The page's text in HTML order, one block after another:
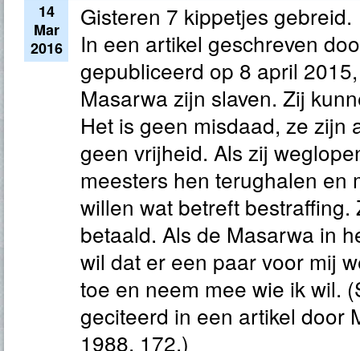
14
Mar
2016
Gisteren 7 kippetjes gebreid.
In een artikel geschreven
gepubliceerd op 8 april
Masarwa zijn slaven. Zij
Het is geen misdaad, ze zijn
geen vrijheid. Als zij
meesters hen terughalen en
willen wat betreft bestraffing.
betaald. Als de Masarwa in
wil dat er een paar voor mij
toe en neem mee wie ik wil.
geciteerd in een artikel door
1988, 172.)